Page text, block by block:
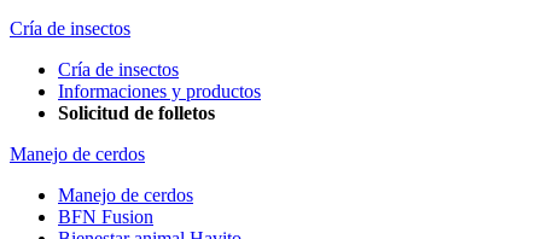
Cría de insectos
Cría de insectos
Informaciones y productos
Solicitud de folletos
Manejo de cerdos
Manejo de cerdos
BFN Fusion